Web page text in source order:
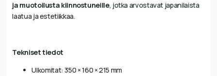
ja muotoilusta kiinnostuneille, jotka arvostavat japanilaista
laatua ja estetiikkaa.
Tekniset tiedot
Ulkomitat: 350 × 160 × 215 mm